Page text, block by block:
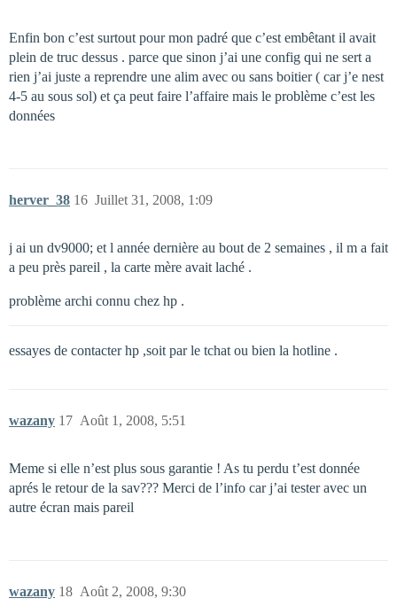
Enfin bon c’est surtout pour mon padré que c’est embêtant il avait
plein de truc dessus . parce que sinon j’ai une config qui ne sert a
rien j’ai juste a reprendre une alim avec ou sans boitier ( car j’e nest
4-5 au sous sol) et ça peut faire l’affaire mais le problème c’est les
données
herver_38 Juillet 31, 2008, 1:09
16
j ai un dv9000; et l année dernière au bout de 2 semaines , il m a fait
a peu près pareil , la carte mère avait laché .
problème archi connu chez hp .
essayes de contacter hp ,soit par le tchat ou bien la hotline .
wazany Août 1, 2008, 5:51
17
Meme si elle n’est plus sous garantie ! As tu perdu t’est donnée
aprés le retour de la sav??? Merci de l’info car j’ai tester avec un
autre écran mais pareil
wazany Août 2, 2008, 9:30
18